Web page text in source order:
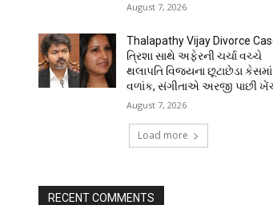
August 7, 2026
Thalapathy Vijay Divorce
ત્રિશા સાથે અફેરની ચર્ચા વચ્ચે
થલાપતિ વિજયના છૂટાછેડા કેસમાં
વળાંક, સંગીતાએ અરજી પાછી
August 7, 2026
Load more
RECENT COMMENTS